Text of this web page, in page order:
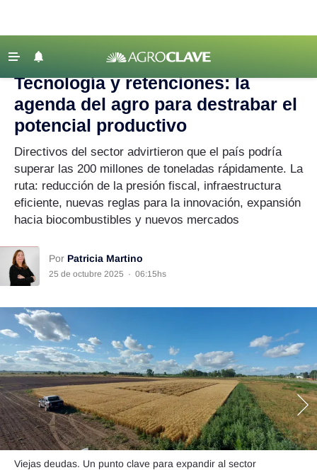
Agricultura
Ganadería
Lechería
Tecnología
Maquinaria agrícola
Agenda
Clima
Agronegocios
Mercados
Seguinos
‹ VOLVER
Agroclave Agricultura | tecnología
Tecnología y retenciones: la
agenda del agro para destrabar el
potencial productivo
Directivos del sector advirtieron que el país podría
superar las 200 millones de toneladas rápidamente. La
ruta: reducción de la presión fiscal, infraestructura
eficiente, nuevas reglas para la innovación, expansión
hacia biocombustibles y nuevos mercados
Por Patricia Martino
25 de octubre 2025 · 06:15hs
Viejas deudas. Un punto clave para expandir al sector